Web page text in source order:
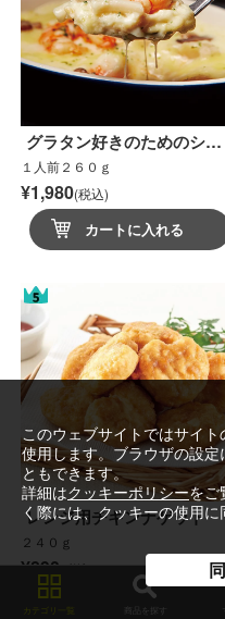
このウェブサイトではサイ
使用します。ブラウザの設
ともできます。
詳細はクッキーポリシーをご
く際には、クッキーの使用
グラタン好きのためのシ…
１人前２６０ｇ
¥1,980(税込)
カートに入れる
レンジ用チキンナゲット
２４０ｇ
¥890(税込)
カートに入れる
カテゴリ一覧 商品を探す